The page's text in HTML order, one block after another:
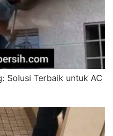
Solusi Terbaik untuk AC